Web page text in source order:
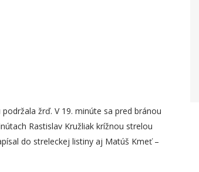
žrď. V 19. minúte sa pred bránou
Rastislav Kružliak krížnou strelou
do streleckej listiny aj Matúš Kmeť –